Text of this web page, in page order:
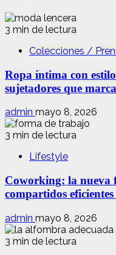
3 min de lectura
Colecciones /
Ropa íntima con
sujetadores que
admin mayo 8, 2026
3 min de lectura
Lifestyle
Coworking: la nueva
compartidos
admin mayo 8, 2026
3 min de lectura